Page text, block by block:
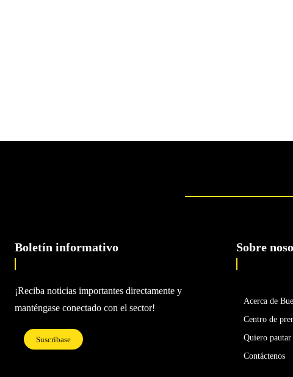
Boletín informativo
¡Reciba noticias importantes directamente y
manténgase conectado con el sector!
Suscríbase
Sobre
Acerca de
Centro de
Quiero pautar
Contáctenos